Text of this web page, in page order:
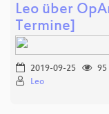
Leo über
Termine]
2019-09-25
95
Leo